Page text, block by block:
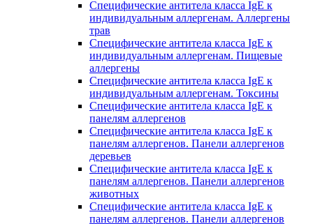
Специфические антитела класса IgE к
индивидуальным аллергенам. Аллергены
трав
Специфические антитела класса IgE к
индивидуальным аллергенам. Пищевые
аллергены
Специфические антитела класса IgE к
индивидуальным аллергенам. Токсины
Специфические антитела класса IgE к
панелям аллергенов
Специфические антитела класса IgE к
панелям аллергенов. Панели аллергенов
деревьев
Специфические антитела класса IgE к
панелям аллергенов. Панели аллергенов
животных
Специфические антитела класса IgE к
панелям аллергенов. Панели аллергенов